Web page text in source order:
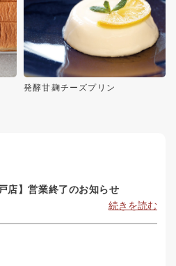
発酵甘麹チーズプリン
店】営業終了のお知らせ
続きを読む